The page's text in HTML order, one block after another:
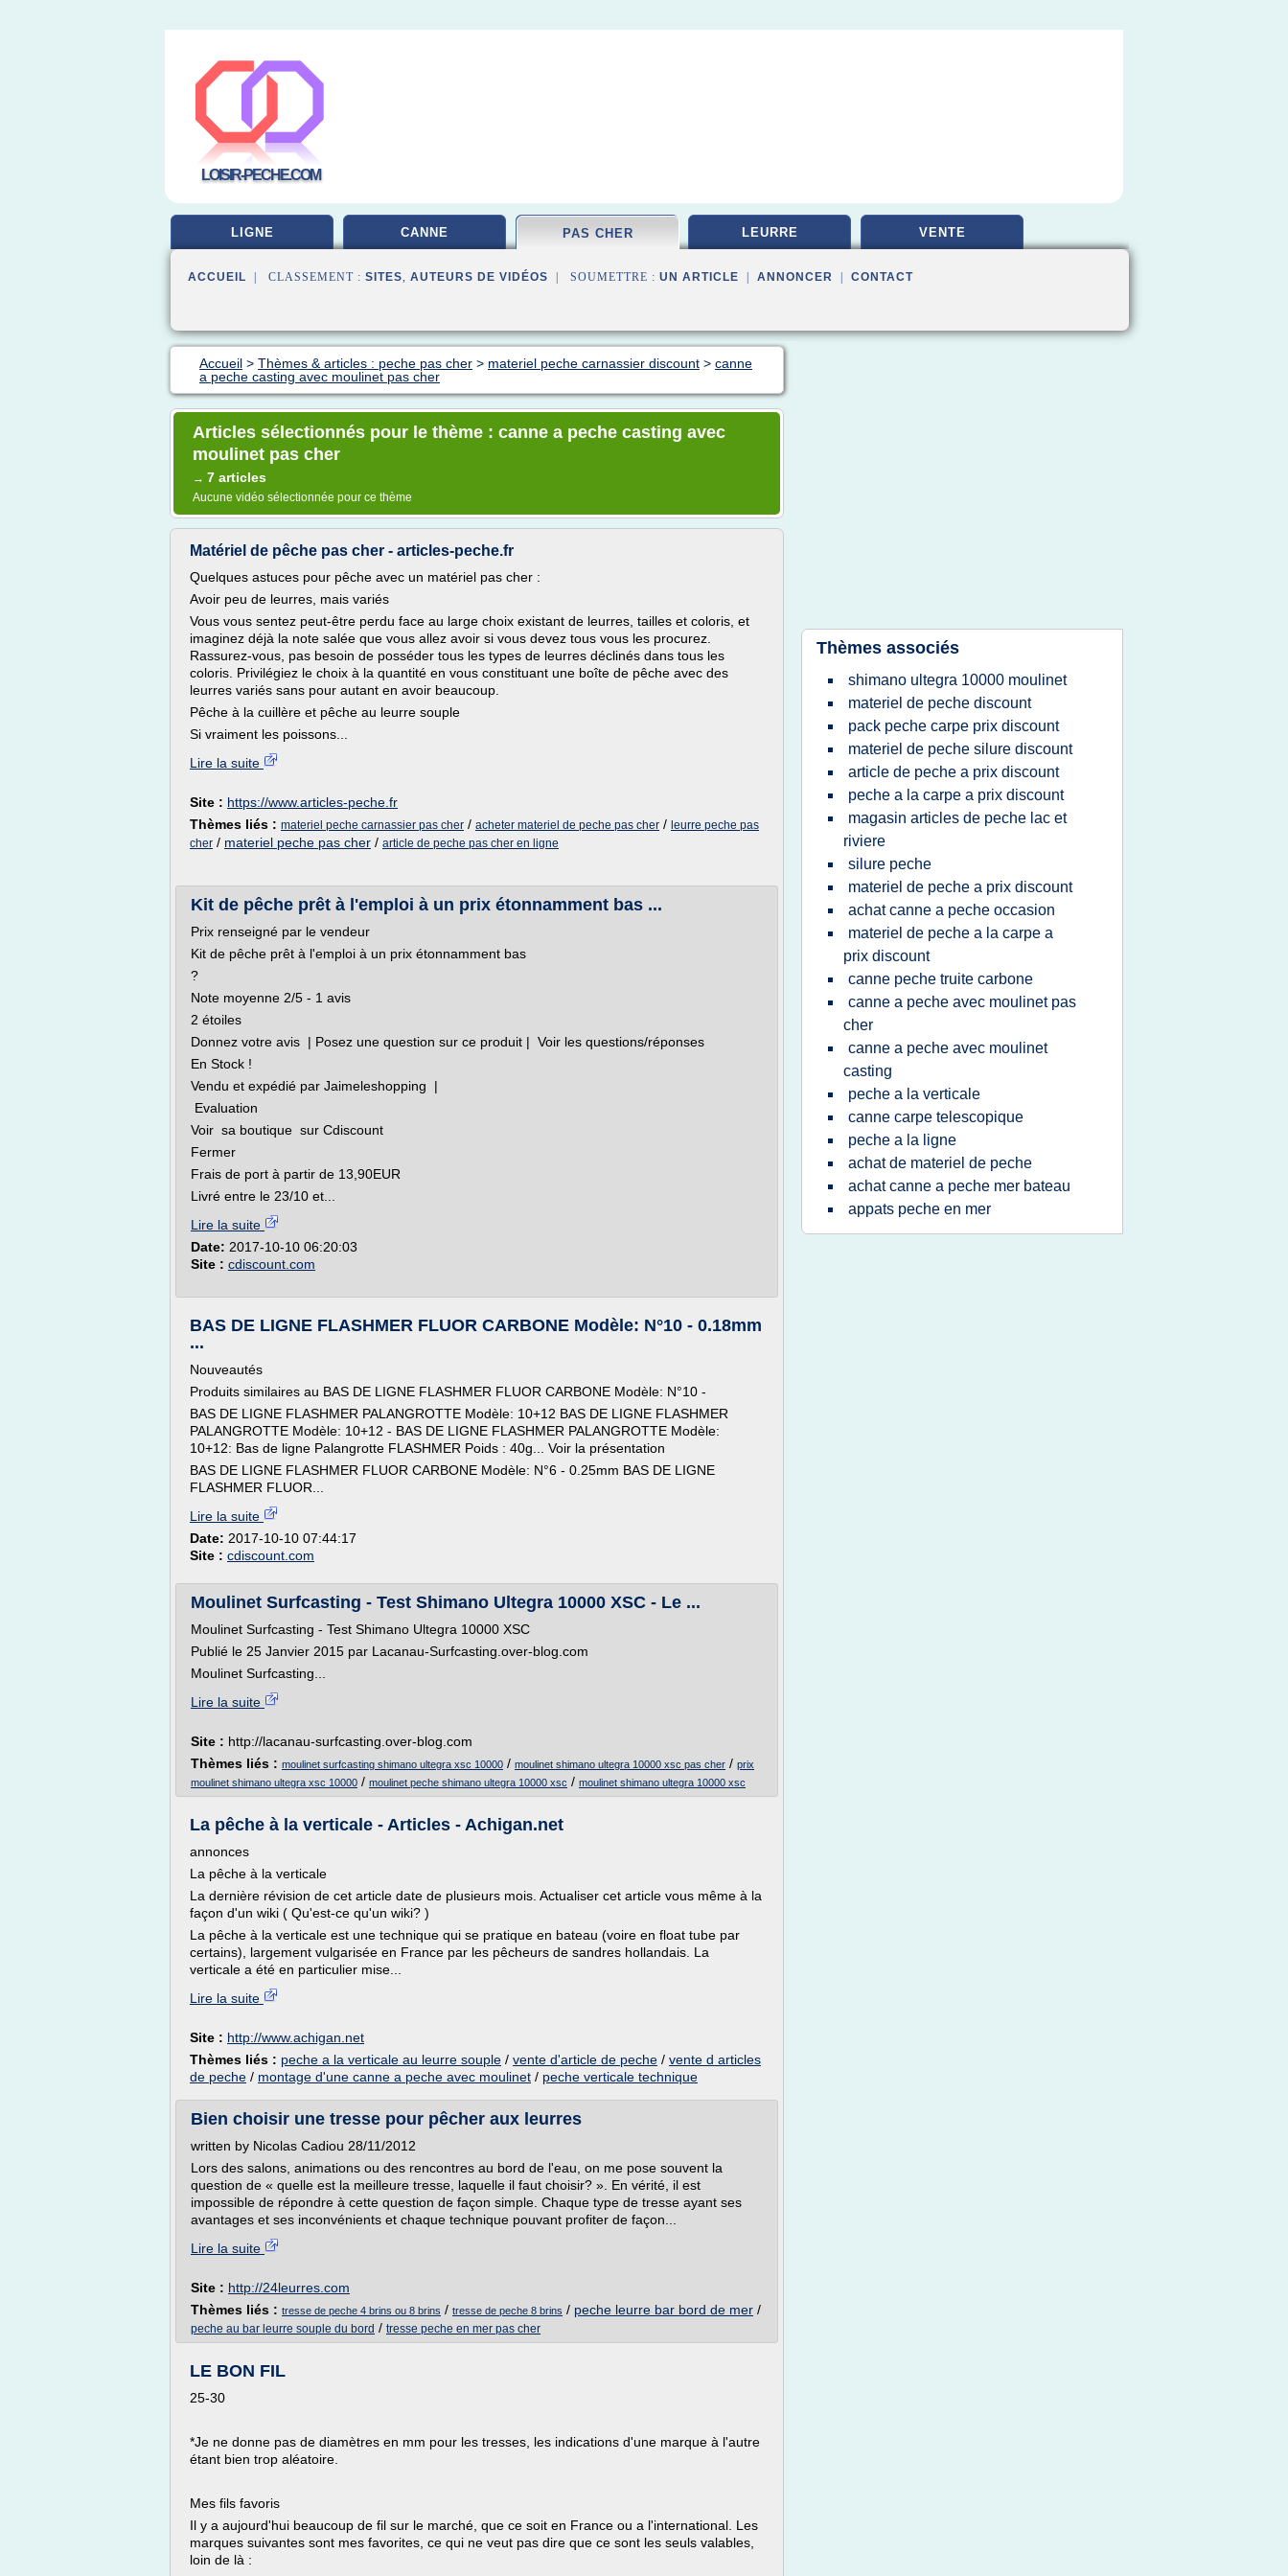
LOISIR-PECHE.COM
LIGNE CANNE PAS CHER LEURRE VENTE
ACCUEIL | CLASSEMENT : SITES, AUTEURS DE VIDÉOS | SOUMETTRE : UN ARTICLE ANNONCER CONTACT
Accueil > Thèmes & articles : peche pas cher > materiel peche carnassier discount > canne
a peche casting avec moulinet pas cher
Articles sélectionnés pour le thème : canne a peche casting avec
moulinet pas cher
→ 7 articles
Aucune vidéo sélectionnée pour ce thème
Matériel de pêche pas cher - articles-peche.fr
Quelques astuces pour pêche avec un matériel pas cher :
Avoir peu de leurres, mais variés
Vous vous sentez peut-être perdu face au large choix existant de leurres, tailles et coloris, et
imaginez déjà la note salée que vous allez avoir si vous devez tous vous les procurez.
Rassurez-vous, pas besoin de posséder tous les types de leurres déclinés dans tous les
coloris. Privilégiez le choix à la quantité en vous constituant une boîte de pêche avec des
leurres variés sans pour autant en avoir beaucoup.
Pêche à la cuillère et pêche au leurre souple
Si vraiment les poissons...
Lire la suite
Site : https://www.articles-peche.fr
Thèmes liés : materiel peche carnassier pas cher / acheter materiel de peche pas cher / leurre peche pas
cher / materiel peche pas cher / article de peche pas cher en ligne
Kit de pêche prêt à l'emploi à un prix étonnamment bas ...
Prix renseigné par le vendeur
Kit de pêche prêt à l'emploi à un prix étonnamment bas
?
Note moyenne 2/5 - 1 avis
2 étoiles
Donnez votre avis | Posez une question sur ce produit | Voir les questions/réponses
En Stock !
Vendu et expédié par Jaimeleshopping |
Evaluation
Voir sa boutique sur Cdiscount
Fermer
Frais de port à partir de 13,90EUR
Livré entre le 23/10 et...
Lire la suite
Date: 2017-10-10 06:20:03
Site : cdiscount.com
BAS DE LIGNE FLASHMER FLUOR CARBONE Modèle: N°10 - 0.18mm
...
Nouveautés
Produits similaires au BAS DE LIGNE FLASHMER FLUOR CARBONE Modèle: N°10 -
BAS DE LIGNE FLASHMER PALANGROTTE Modèle: 10+12 BAS DE LIGNE FLASHMER
PALANGROTTE Modèle: 10+12 - BAS DE LIGNE FLASHMER PALANGROTTE Modèle:
10+12: Bas de ligne Palangrotte FLASHMER Poids : 40g... Voir la présentation
BAS DE LIGNE FLASHMER FLUOR CARBONE Modèle: N°6 - 0.25mm BAS DE LIGNE
FLASHMER FLUOR...
Lire la suite
Date: 2017-10-10 07:44:17
Site : cdiscount.com
Moulinet Surfcasting - Test Shimano Ultegra 10000 XSC - Le ...
Moulinet Surfcasting - Test Shimano Ultegra 10000 XSC
Publié le 25 Janvier 2015 par Lacanau-Surfcasting.over-blog.com
Moulinet Surfcasting...
Lire la suite
Site : http://lacanau-surfcasting.over-blog.com
Thèmes liés : moulinet surfcasting shimano ultegra xsc 10000 / moulinet shimano ultegra 10000 xsc pas cher / prix
moulinet shimano ultegra xsc 10000 / moulinet peche shimano ultegra 10000 xsc / moulinet shimano ultegra 10000 xsc
La pêche à la verticale - Articles - Achigan.net
annonces
La pêche à la verticale
La dernière révision de cet article date de plusieurs mois. Actualiser cet article vous même à la
façon d'un wiki ( Qu'est-ce qu'un wiki? )
La pêche à la verticale est une technique qui se pratique en bateau (voire en float tube par
certains), largement vulgarisée en France par les pêcheurs de sandres hollandais. La
verticale a été en particulier mise...
Lire la suite
Site : http://www.achigan.net
Thèmes liés : peche a la verticale au leurre souple / vente d'article de peche / vente d articles
de peche / montage d'une canne a peche avec moulinet / peche verticale technique
Bien choisir une tresse pour pêcher aux leurres
written by Nicolas Cadiou 28/11/2012
Lors des salons, animations ou des rencontres au bord de l'eau, on me pose souvent la
question de « quelle est la meilleure tresse, laquelle il faut choisir? ». En vérité, il est
impossible de répondre à cette question de façon simple. Chaque type de tresse ayant ses
avantages et ses inconvénients et chaque technique pouvant profiter de façon...
Lire la suite
Site : http://24leurres.com
Thèmes liés : tresse de peche 4 brins ou 8 brins / tresse de peche 8 brins / peche leurre bar bord de mer /
peche au bar leurre souple du bord / tresse peche en mer pas cher
LE BON FIL
25-30
*Je ne donne pas de diamètres en mm pour les tresses, les indications d'une marque à l'autre
étant bien trop aléatoire.
Mes fils favoris
Il y a aujourd'hui beaucoup de fil sur le marché, que ce soit en France ou a l'international. Les
marques suivantes sont mes favorites, ce qui ne veut pas dire que ce sont les seuls valables,
loin de là :
Thèmes associés
shimano ultegra 10000 moulinet
materiel de peche discount
pack peche carpe prix discount
materiel de peche silure discount
article de peche a prix discount
peche a la carpe a prix discount
magasin articles de peche lac et
riviere
silure peche
materiel de peche a prix discount
achat canne a peche occasion
materiel de peche a la carpe a
prix discount
canne peche truite carbone
canne a peche avec moulinet pas
cher
canne a peche avec moulinet
casting
peche a la verticale
canne carpe telescopique
peche a la ligne
achat de materiel de peche
achat canne a peche mer bateau
appats peche en mer